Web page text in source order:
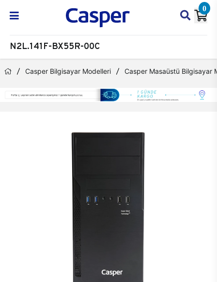
0
N2L.141F-BX55R-00C
Casper Bilgisayar Modelleri Casper Masaüstü Bilgisayar